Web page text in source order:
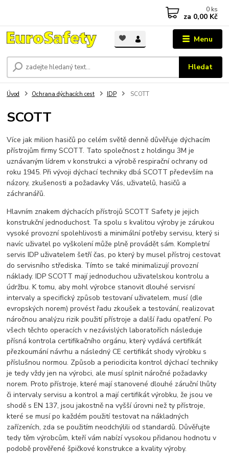
Menu
Hledat
0 ks
za 0,00 Kč
Úvod Ochrana dýchacích cest IDP SCOTT
SCOTT
Více jak milion hasičů po celém světě denně důvěřuje dýchacím
přístrojům firmy SCOTT. Tato společnost z holdingu 3M je
uznávaným lídrem v konstrukci a výrobě respirační ochrany od
roku 1945. Při vývoji dýchací techniky dbá SCOTT především na
názory, zkušenosti a požadavky Vás, uživatelů, hasičů a
záchranářů.
Hlavním znakem dýchacích přístrojů SCOTT Safety je jejich
konstrukční jednoduchost. Ta spolu s kvalitou výroby je zárukou
vysoké provozní spolehlivosti a minimální potřeby servisu, který si
navíc uživatel po vyškolení může plně provádět sám. Kompletní
servis IDP uživatelem šetří čas, po který by musel přístroj cestovat
do servisního střediska. Tímto se také minimalizují provozní
náklady. IDP SCOTT mají jednoduchou uživatelskou kontrolu a
údržbu. K tomu, aby mohl výrobce stanovit dlouhé servisní
intervaly a specifický způsob testovaní uživatelem, musí (dle
evropských norem) provést řadu zkoušek a testování, realizovat
náročnou analýzu rizik použití přístroje a další řadu opatření. Po
všech těchto operacích v nezávislých laboratořích následuje
přísná kontrola certifikačního orgánu, který vydává certifikát
přezkoumání návrhu a následný CE certifikát shody výrobku s
příslušnou normou. Způsob a periodicita kontrol dýchací techniky
je tedy vždy jen na výrobci, ale musí splnit náročné požadavky
norem. Proto přístroje, které mají stanovené dlouhé záruční lhůty
či intervaly servisu a kontrol a mají certifikát výrobku, že jsou ve
shodě s EN 137, jsou jakostně na vyšší úrovni než ty přístroje,
které se musí po každém použití testovat na nákladných
zařízeních, zda se použitím neodchýlili od standardů. Důvěřujte
tedy těm výrobcům, kteří vám nabízí vysokou přidanou hodnotu v
podobě prověřené špičkové konstrukce a kvality výroby.